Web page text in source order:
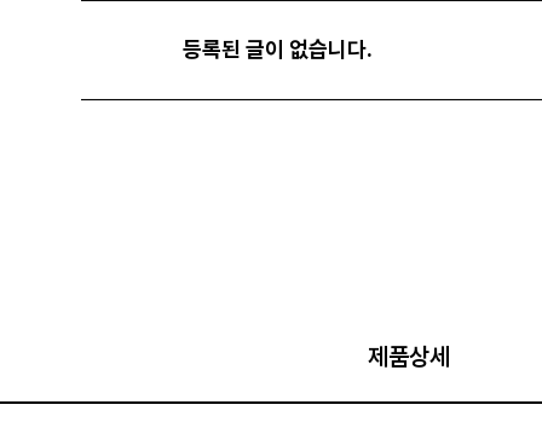
등록된 글이 없습니다.
제품상세